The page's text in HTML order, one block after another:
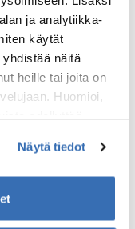
ja analytiikka-
käytät
näitä
heille tai joita on
Huomioi,
Näytä tiedot